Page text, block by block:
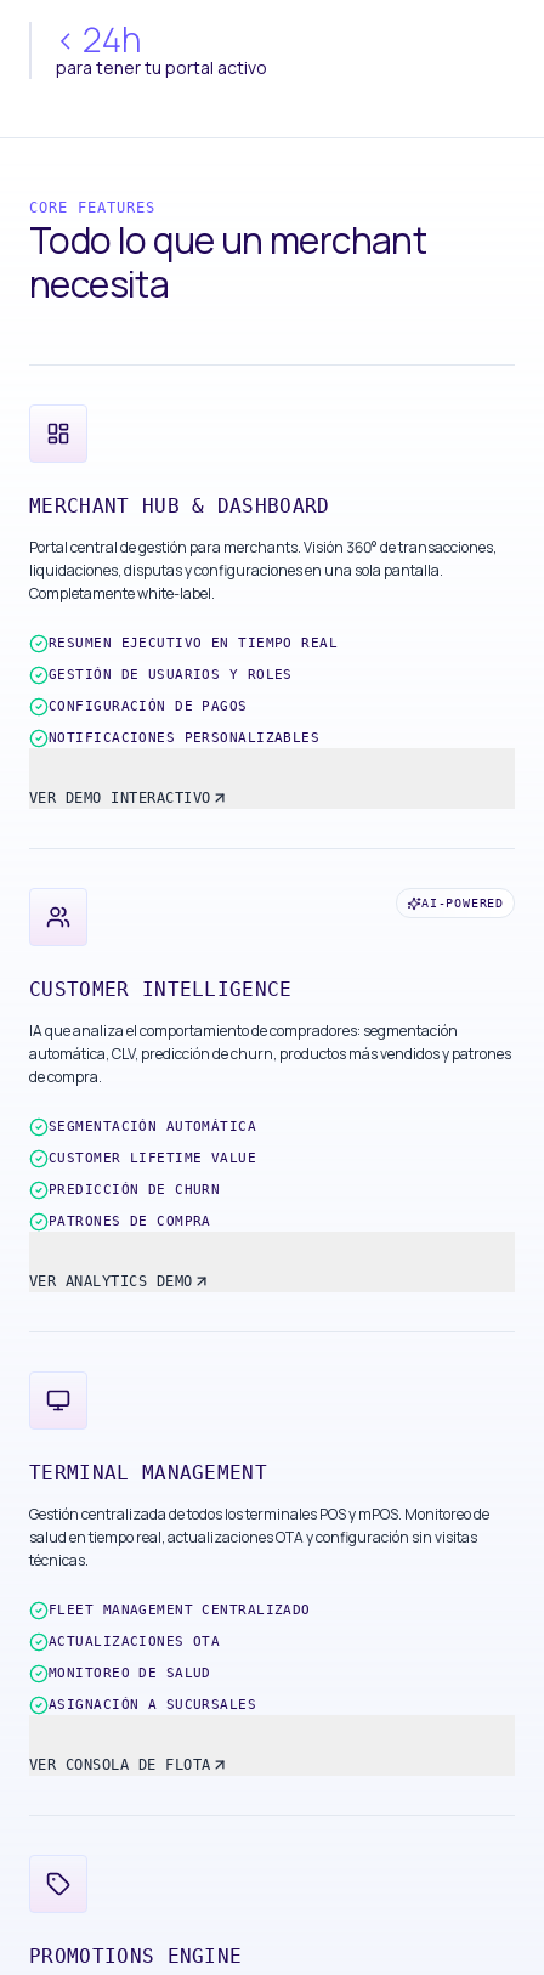
< 24h
para tener tu portal activo
CORE FEATURES
Todo lo que un merchant
necesita
MERCHANT HUB & DASHBOARD
Portal central de gestión para merchants. Visión 360° de transacciones,
liquidaciones, disputas y configuraciones en una sola pantalla.
Completamente white-label.
RESUMEN EJECUTIVO EN TIEMPO REAL
GESTIÓN DE USUARIOS Y ROLES
CONFIGURACIÓN DE PAGOS
NOTIFICACIONES PERSONALIZABLES
VER DEMO INTERACTIVO
AI-POWERED
CUSTOMER INTELLIGENCE
IA que analiza el comportamiento de compradores: segmentación
automática, CLV, predicción de churn, productos más vendidos y patrones
de compra.
SEGMENTACIÓN AUTOMÁTICA
CUSTOMER LIFETIME VALUE
PREDICCIÓN DE CHURN
PATRONES DE COMPRA
VER ANALYTICS DEMO
TERMINAL MANAGEMENT
Gestión centralizada de todos los terminales POS y mPOS. Monitoreo de
salud en tiempo real, actualizaciones OTA y configuración sin visitas
técnicas.
FLEET MANAGEMENT CENTRALIZADO
ACTUALIZACIONES OTA
MONITOREO DE SALUD
ASIGNACIÓN A SUCURSALES
VER CONSOLA DE FLOTA
PROMOTIONS ENGINE